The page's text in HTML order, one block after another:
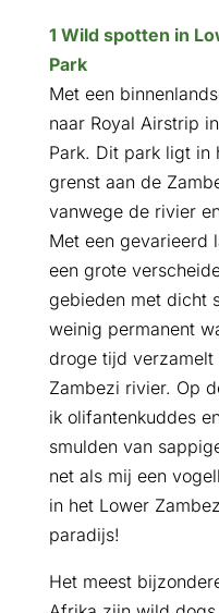
1 Wild spotten in
Park
Met een
naar Royal Airstrip
Park. Dit park ligt in
grenst aan de
vanwege de rivier
Met een gevarieerd
een grote
gebieden met dicht
weinig permanent
droge tijd
Zambezi rivier. Op
ik olifantenkuddes
smulden van
net als mij een
in het Lower
paradijs!
Het meest